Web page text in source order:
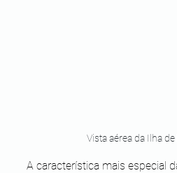
Vista aérea da Ilha
A característica mais especial